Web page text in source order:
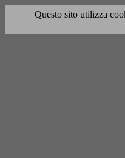
Questo sito utilizza